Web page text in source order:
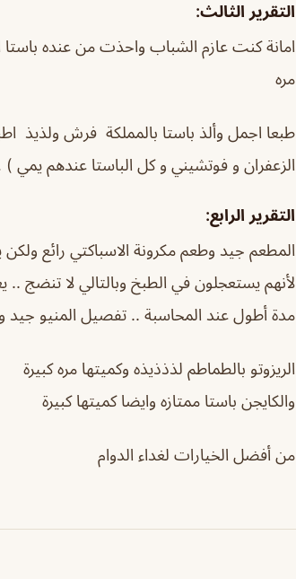
التقرير الثالث:
امانة كنت عازم الشباب واحذت من عنده باستا
مره
طبعا اجمل وألذ باستا بالمملكة فرش ولذيذ
الزعفران و فوتشيني و كل الباستا عندهم يمي
التقرير الرابع:
المطعم جيد وطعم مكرونة الاسباكتي رائع
لأنهم يستعجلون في الطبخ وبالتالي لا تنضج ..
مدة أطول عند المحاسبة .. تفصيل المنيو جيد
الريزوتو بالطماطم لذذذيذه وكميتها مره كبيرة
والكايجن باستا ممتازه وايضا كميتها كبيرة
من أفضل الخيارات لغداء الدوام